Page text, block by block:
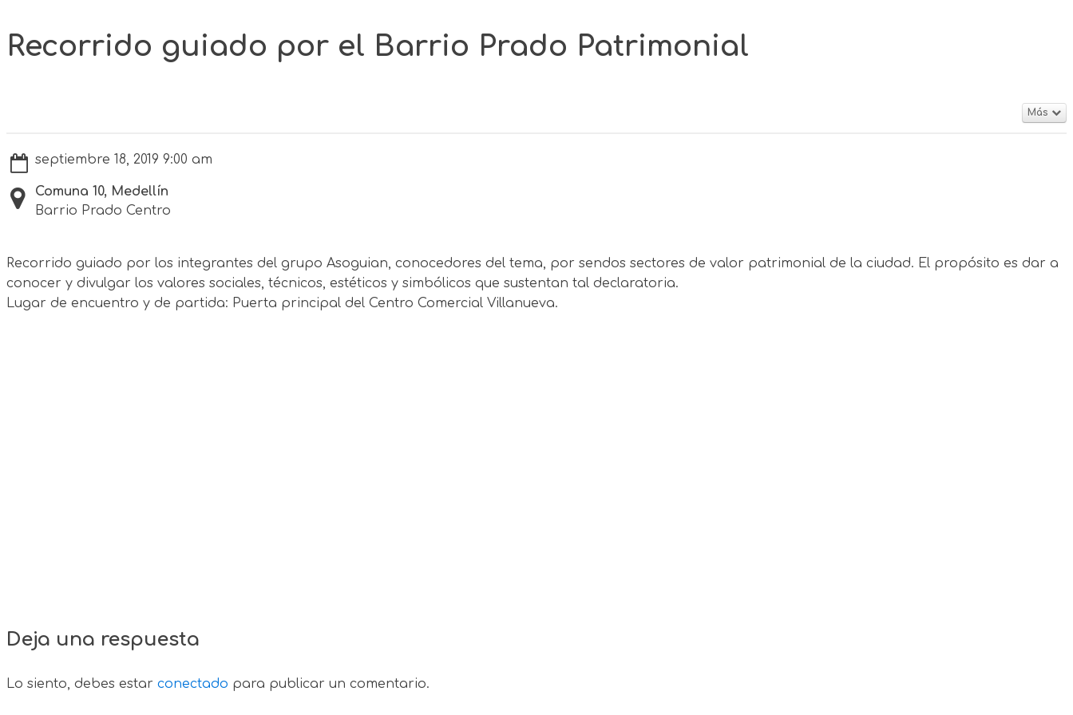
Recorrido guiado por el Barrio Prado Patrimonial
Más
septiembre 18, 2019 9:00 am
Comuna 10, Medellín
Barrio Prado Centro
Recorrido guiado por los integrantes del grupo Asoguian, conocedores del tema, por sendos sectores de valor patrimonial de la ciudad. El propósito es dar a
conocer y divulgar los valores sociales, técnicos, estéticos y simbólicos que sustentan tal declaratoria.
Lugar de encuentro y de partida: Puerta principal del Centro Comercial Villanueva.
Deja una respuesta
Lo siento, debes estar conectado para publicar un comentario.